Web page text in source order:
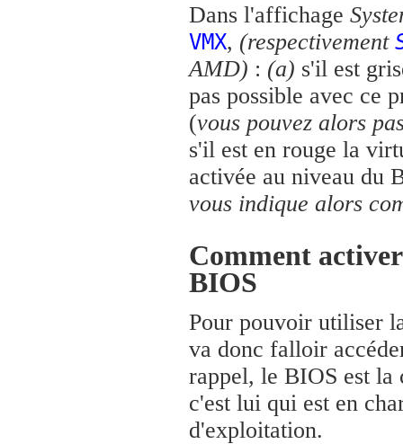
Dans l'affichage
VMX, (respectivement
AMD) : (a) s'il est
pas possible avec ce
(vous pouvez alors
s'il est en rouge la
activée au niveau du
vous indique alors
Comment
BIOS
Pour pouvoir utiliser
va donc falloir
rappel, le BIOS est la
c'est lui qui est en
d'exploitation.